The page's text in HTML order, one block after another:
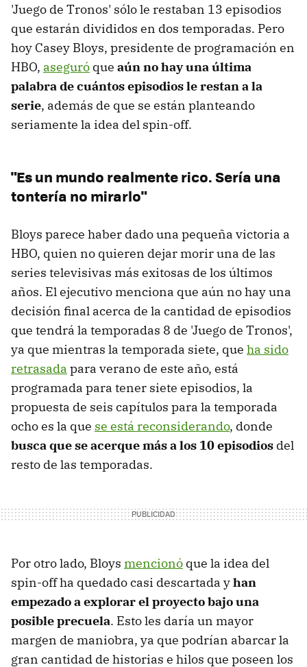
'Juego de Tronos' sólo le restaban 13 episodios
que estarán divididos en dos temporadas. Pero
hoy Casey Bloys, presidente de programación en
HBO, aseguró que aún no hay una última
palabra de cuántos episodios le restan a la
serie, además de que se están planteando
seriamente la idea del spin-off.
"Es un mundo realmente rico. Sería una
tontería no mirarlo"
Bloys parece haber dado una pequeña victoria a
HBO, quien no quieren dejar morir una de las
series televisivas más exitosas de los últimos
años. El ejecutivo menciona que aún no hay una
decisión final acerca de la cantidad de episodios
que tendrá la temporadas 8 de 'Juego de Tronos',
ya que mientras la temporada siete, que ha sido
retrasada para verano de este año, está
programada para tener siete episodios, la
propuesta de seis capítulos para la temporada
ocho es la que se está reconsiderando, donde
busca que se acerque más a los 10 episodios del
resto de las temporadas.
Por otro lado, Bloys mencionó que la idea del
spin-off ha quedado casi descartada yhan
empezado a explorar el proyecto bajo una
posible precuela. Esto les daría un mayor
margen de maniobra, ya que podrían abarcar la
gran cantidad de historias e hilos que poseen los